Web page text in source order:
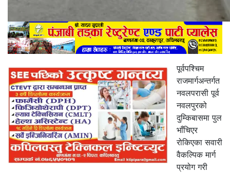
पूर्वपश्चिम
राजमार्गअन्तर्गत
नवलपरासी पूर्व
नवलपुरको
दुम्किबासमा पुल
भाँचिएर
रोकिएका सवारी
वैकल्पिक मार्ग
प्रयोग गरी